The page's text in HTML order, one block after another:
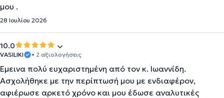
μου .
28 Ιουλίου 2026
10.0
VASILIKI • 2 αξιολογήσεις
Έμεινα πολύ ευχαριστημένη από τον κ. Ιωαννίδη.
Ασχολήθηκε με την περίπτωσή μου με ενδιαφέρον,
αφιέρωσε αρκετό χρόνο και μου έδωσε αναλυτικές